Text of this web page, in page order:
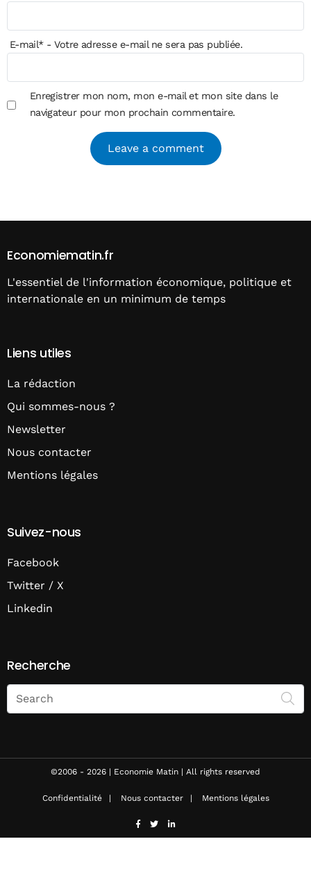
E-mail*- Votre adresse e-mail ne sera pas publiée.
Enregistrer mon nom, mon e-mail et mon site dans le
navigateur pour mon prochain commentaire.
Economiematin.fr
L'essentiel de l'information économique, politique et
internationale en un minimum de temps
Liens utiles
La rédaction
Qui sommes-nous ?
Newsletter
Nous contacter
Mentions légales
Suivez-nous
Facebook
Twitter / X
Linkedin
Recherche
Search
on
Economie
©2006 - 2026 | Economie Matin | All rights reserved
Confidentialité Nous contacter Mentions légales
facebook
twitterlinkedin